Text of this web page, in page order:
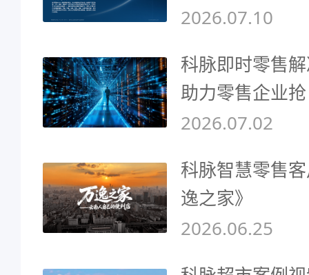
2026.07.10
科脉即时零售
助力零售企业
2026.07.02
科脉智慧零售
逸之家》
2026.06.25